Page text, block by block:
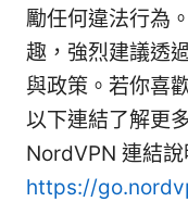
勵任何違法行為
趣，強烈建議透
與政策。若你喜
以下連結了解更
NordVPN 連結
https://